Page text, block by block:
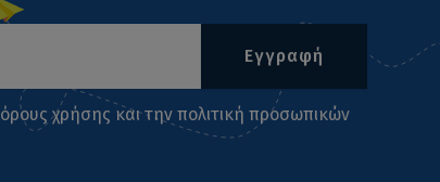
Εγγραφή
όρους χρήσης και την πολιτική προσωπικών